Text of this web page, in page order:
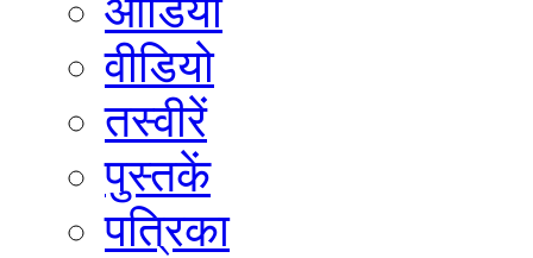
ऑडियो
वीडियो
तस्वीरें
पुस्तकें
पत्रिका